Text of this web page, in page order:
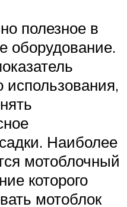
полезное в
оборудование.
использования,
Наиболее
мотоблочный
которого
мотоблок